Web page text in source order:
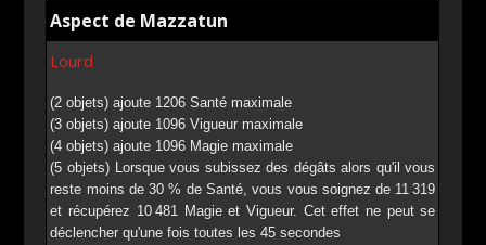
Aspect de Mazzatun
Lourd
(2 objets) ajoute 1206 Santé maximale
(3 objets) ajoute 1096 Vigueur maximale
(4 objets) ajoute 1096 Magie maximale
(5 objets) Lorsque vous subissez des dégâts alors qu'il vous
reste moins de 30 % de Santé, vous vous soignez de 11 319
et récupérez 10 481 Magie et Vigueur. Cet effet ne peut se
déclencher qu'une fois toutes les 45 secondes